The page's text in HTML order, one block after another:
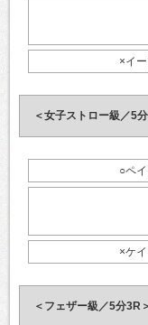
×イ
＜女子ストロー級／5
○ペ
×ケ
＜フェザー級／5分3R